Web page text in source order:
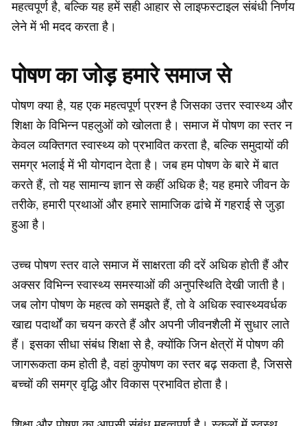
महत्वपूर्ण है, बल्कि यह हमें सही आहार से लाइफस्टाइल संबंधी निर्णय
लेने में भी मदद करता है।
पोषण का जोड़ हमारे समाज से
पोषण क्या है, यह एक महत्वपूर्ण प्रश्न है जिसका उत्तर स्वास्थ्य और
शिक्षा के विभिन्न पहलुओं को खोलता है। समाज में पोषण का स्तर न
केवल व्यक्तिगत स्वास्थ्य को प्रभावित करता है, बल्कि समुदायों की
समग्र भलाई में भी योगदान देता है। जब हम पोषण के बारे में बात
करते हैं, तो यह सामान्य ज्ञान से कहीं अधिक है; यह हमारे जीवन के
तरीके, हमारी प्रथाओं और हमारे सामाजिक ढांचे में गहराई से जुड़ा
हुआ है।
उच्च पोषण स्तर वाले समाज में साक्षरता की दरें अधिक होती हैं और
अक्सर विभिन्न स्वास्थ्य समस्याओं की अनुपस्थिति देखी जाती है।
जब लोग पोषण के महत्व को समझते हैं, तो वे अधिक स्वास्थ्यवर्धक
खाद्य पदार्थों का चयन करते हैं और अपनी जीवनशैली में सुधार लाते
हैं। इसका सीधा संबंध शिक्षा से है, क्योंकि जिन क्षेत्रों में पोषण की
जागरूकता कम होती है, वहां कुपोषण का स्तर बढ़ सकता है, जिससे
बच्चों की समग्र वृद्धि और विकास प्रभावित होता है।